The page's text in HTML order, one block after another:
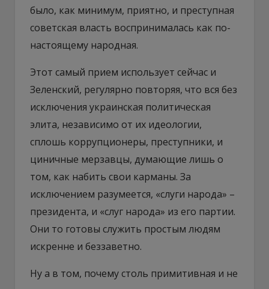
было, как минимум, приятно, и преступная
советская власть воспринималась как по-
настоящему народная.
Этот самый прием использует сейчас и
Зеленский, регулярно повторяя, что вся без
исключения украинская политическая
элита, независимо от их идеологии,
сплошь коррупционеры, преступники, и
циничные мерзавцы, думающие лишь о
том, как набить свои карманы. За
исключением разумеется, «слуги народа» –
президента, и «слуг народа» из его партии.
Они то готовы служить простым людям
искренне и беззаветно.
Ну а в том, почему столь примитивная и не